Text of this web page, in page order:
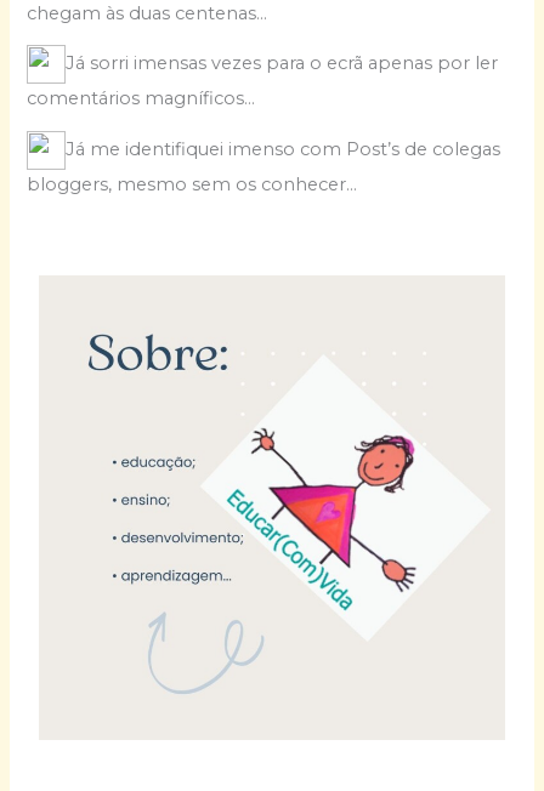
chegam às duas centenas…
Já sorri imensas vezes para o ecrã apenas por ler
comentários magníficos…
Já me identifiquei imenso com Post’s de colegas
bloggers, mesmo sem os conhecer…